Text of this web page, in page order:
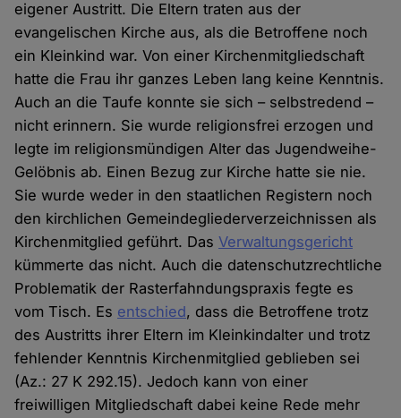
eigener Austritt. Die Eltern traten aus der
evangelischen Kirche aus, als die Betroffene noch
ein Kleinkind war. Von einer Kirchenmitgliedschaft
hatte die Frau ihr ganzes Leben lang keine Kenntnis.
Auch an die Taufe konnte sie sich – selbstredend –
nicht erinnern. Sie wurde religionsfrei erzogen und
legte im religionsmündigen Alter das Jugendweihe-
Gelöbnis ab. Einen Bezug zur Kirche hatte sie nie.
Sie wurde weder in den staatlichen Registern noch
den kirchlichen Gemeindegliederverzeichnissen als
Kirchenmitglied geführt. DasVerwaltungsgericht
kümmerte das nicht. Auch die datenschutzrechtliche
Problematik der Rasterfahndungspraxis fegte es
vom Tisch. Es entschied, dass die Betroffene trotz
des Austritts ihrer Eltern im Kleinkindalter und trotz
fehlender Kenntnis Kirchenmitglied geblieben sei
(Az.: 27 K 292.15). Jedoch kann von einer
freiwilligen Mitgliedschaft dabei keine Rede mehr